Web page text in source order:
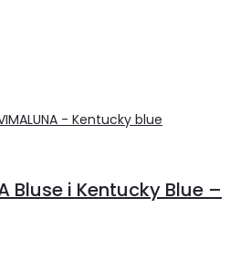
Bluse i Kentucky Blue –